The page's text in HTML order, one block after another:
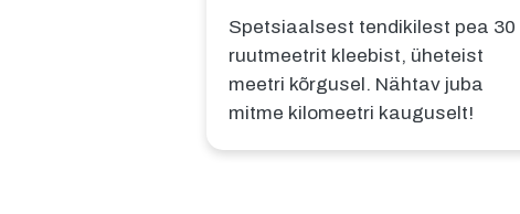
Spetsiaalsest tendikilest pea 30
ruutmeetrit kleebist, üheteist
meetri kõrgusel. Nähtav juba
mitme kilomeetri kauguselt!